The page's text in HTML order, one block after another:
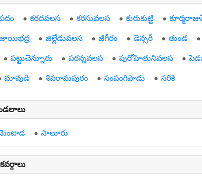
కరదవలస కరసువలస కురుకుట్టి
జిల్లేడువలస జీగీరం డెన్సరీ తుండ
పట్టుచెన్నూరు పరన్నవలస పురోహితునివలస
మావుడి శివరామపురం సంపంగిపాడు సరికి
సాలూరు